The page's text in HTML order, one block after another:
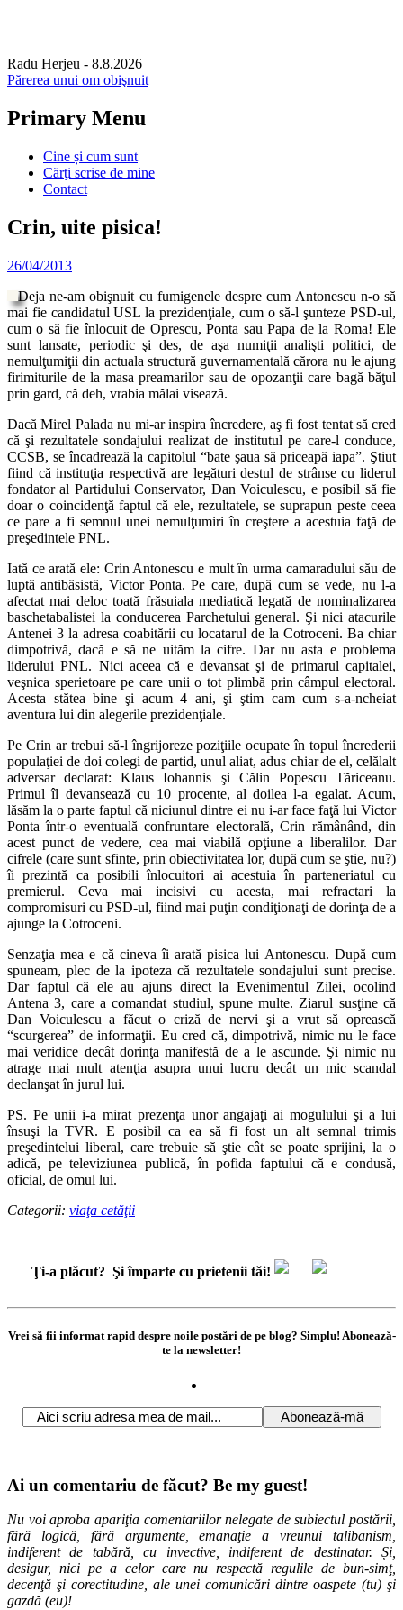
Radu Herjeu - 8.8.2026
Părerea unui om obişnuit
Primary Menu
Skip
content
Cine și cum sunt
Cărţi scrise de mine
Contact
Crin, uite pisica!
26/04/2013
Deja ne-am obişnuit cu fumigenele despre cum Antonescu n-o să
mai fie candidatul USL la prezidenţiale, cum o să-l şunteze PSD-ul,
cum o să fie înlocuit de Oprescu, Ponta sau Papa de la Roma! Ele
sunt lansate, periodic şi des, de aşa numiţii analişti politici, de
nemulţumiţii din actuala structură guvernamentală cărora nu le ajung
firimiturile de la masa preamarilor sau de opozanţii care bagă băţul
prin gard, că deh, vrabia mălai visează.
Dacă Mirel Palada nu mi-ar inspira încredere, aş fi fost tentat să cred
că şi rezultatele sondajului realizat de institutul pe care-l conduce,
CCSB, se încadrează la capitolul “bate şaua să priceapă iapa”. Ştiut
fiind că instituţia respectivă are legături destul de strânse cu liderul
fondator al Partidului Conservator, Dan Voiculescu, e posibil să fie
doar o coincidenţă faptul că ele, rezultatele, se suprapun peste ceea
ce pare a fi semnul unei nemulţumiri în creştere a acestuia faţă de
preşedintele PNL.
Iată ce arată ele: Crin Antonescu e mult în urma camaradului său de
luptă antibăsistă, Victor Ponta. Pe care, după cum se vede, nu l-a
afectat mai deloc toată frăsuiala mediatică legată de nominalizarea
baschetabalistei la conducerea Parchetului general. Şi nici atacurile
Antenei 3 la adresa coabitării cu locatarul de la Cotroceni. Ba chiar
dimpotrivă, dacă e să ne uităm la cifre. Dar nu asta e problema
liderului PNL. Nici aceea că e devansat şi de primarul capitalei,
veşnica sperietoare pe care unii o tot plimbă prin câmpul electoral.
Acesta stătea bine şi acum 4 ani, şi ştim cam cum s-a-ncheiat
aventura lui din alegerile prezidenţiale.
Pe Crin ar trebui să-l îngrijoreze poziţiile ocupate în topul încrederii
populaţiei de doi colegi de partid, unul aliat, adus chiar de el, celălalt
adversar declarat: Klaus Iohannis şi Călin Popescu Tăriceanu.
Primul îl devansează cu 10 procente, al doilea l-a egalat. Acum,
lăsăm la o parte faptul că niciunul dintre ei nu i-ar face faţă lui Victor
Ponta într-o eventuală confruntare electorală, Crin rămânând, din
acest punct de vedere, cea mai viabilă opţiune a liberalilor. Dar
cifrele (care sunt sfinte, prin obiectivitatea lor, după cum se ştie, nu?)
îi prezintă ca posibili înlocuitori ai acestuia în parteneriatul cu
premierul. Ceva mai incisivi cu acesta, mai refractari la
compromisuri cu PSD-ul, fiind mai puţin condiţionaţi de dorinţa de a
ajunge la Cotroceni.
Senzaţia mea e că cineva îi arată pisica lui Antonescu. După cum
spuneam, plec de la ipoteza că rezultatele sondajului sunt precise.
Dar faptul că ele au ajuns direct la Evenimentul Zilei, ocolind
Antena 3, care a comandat studiul, spune multe. Ziarul susţine că
Dan Voiculescu a făcut o criză de nervi şi a vrut să oprească
“scurgerea” de informaţii. Eu cred că, dimpotrivă, nimic nu le face
mai veridice decât dorinţa manifestă de a le ascunde. Şi nimic nu
atrage mai mult atenţia asupra unui lucru decât un mic scandal
declanşat în jurul lui.
PS. Pe unii i-a mirat prezenţa unor angajaţi ai mogulului şi a lui
însuşi la TVR. E posibil ca ea să fi fost un alt semnal trimis
preşedintelui liberal, care trebuie să ştie cât se poate sprijini, la o
adică, pe televiziunea publică, în pofida faptului că e condusă,
oficial, de omul lui.
Categorii: viaţa cetăţii
Ţi-a plăcut? Şi împarte cu prietenii tăi!
Vrei să fii informat rapid despre noile postări de pe blog? Simplu! Abonează-
te la newsletter!
Ai un comentariu de făcut? Be my guest!
Nu voi aproba apariţia comentariilor nelegate de subiectul postării,
fără logică, fără argumente, emanaţie a vreunui talibanism,
indiferent de tabără, cu invective, indiferent de destinatar. Și,
desigur, nici pe a celor care nu respectă regulile de bun-simţ,
decenţă şi corectitudine, ale unei comunicări dintre oaspete (tu) şi
gazdă (eu)!